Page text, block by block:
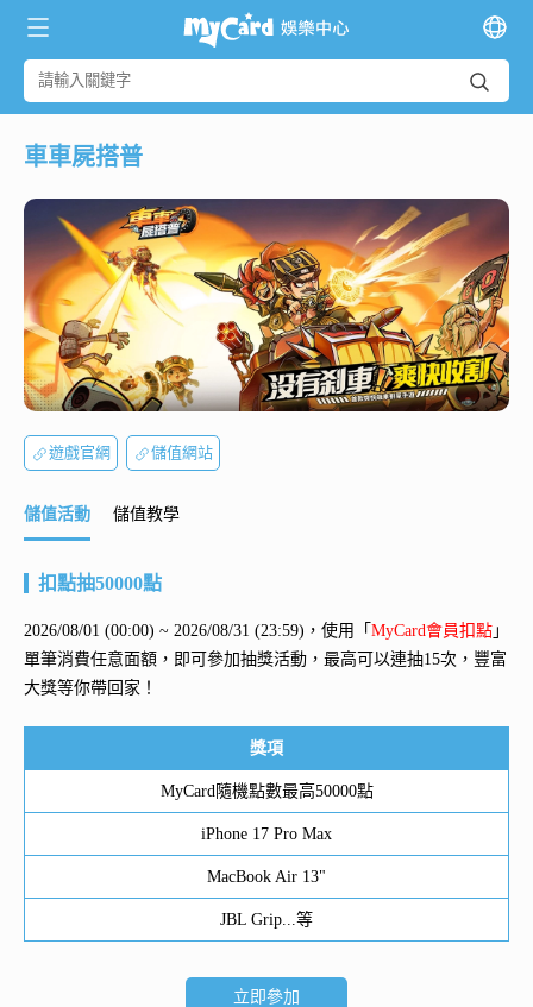
車車屍搭普
遊戲官網 儲值網站
儲值活動 儲值教學
扣點抽50000點
2026/08/01 (00:00) ~ 2026/08/31 (23:59)，使用「 MyCard會員扣點 」
單筆消費任意面額，即可參加抽獎活動，最高可以連抽15次，豐富
大獎等你帶回家！
獎項
MyCard隨機點數最高50000點
iPhone 17 Pro Max
MacBook Air 13"
JBL Grip...等
立即參加